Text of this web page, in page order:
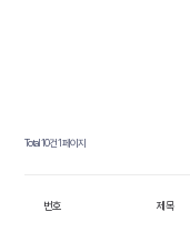
스킨클리닉
Total 10건1 페이지
번호 제목